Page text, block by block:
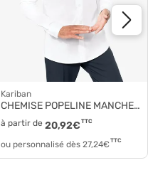
Kariban
CHEMISE POPELINE MANCHES LONGUES HOMME k513
à partir de 20,92€ TTC
ou personnalisé dès 27,24€ TTC